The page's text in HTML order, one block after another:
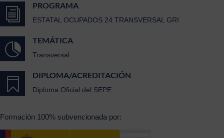
i
PROGRAMA
ESTATAL OCUPADOS 24 TRANSVERSAL GRI

TEMÁTICA
Transversal

DIPLOMA/ACREDITACIÓN
Diploma Oficial del SEPE
Formación 100% subvencionada por: